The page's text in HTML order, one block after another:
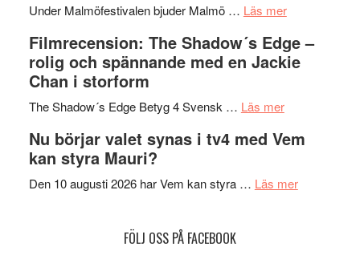
på
Roland
Pöntinen
Artipelag
Under Malmöfestivalen bjuder Malmö … Läs merom
bjuder
in
samtal
teater
Filmrecension: The Shadow´s Edge –
rolig och spännande med en Jackie
Chan i storform
The Shadow´s Edge Betyg 4 Svensk … Läs merom
The
´s
Nu börjar valet synas i tv4 med Vem
kan styra Mauri?
Den 10 augusti 2026 har Vem kan styra … Läs merom
FÖLJ OSS PÅ FACEBOOK